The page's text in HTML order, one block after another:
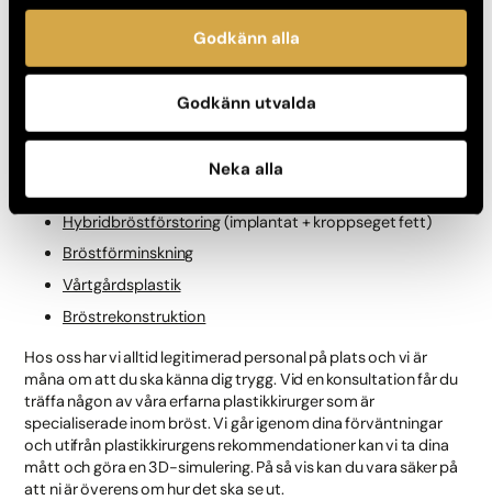
Godkänn alla
Godkänn utvalda
Neka alla
bröstoch du kan kontakta oss för att förstå vilka förväntningar
Du kan komma till oss om du är ute efter någon av följande
bröstoperation eller vill få konsultation på vad som skulle
Hybridbröstförstoring(implantat + kroppseget fett)
Bröstförminskning
Vårtgårdsplastik
Bröstrekonstruktion
Hos oss har vi alltid legitimerad personal på plats och vi är
måna om att du ska känna dig trygg. Vid en konsultation får du
träffa någon av våra erfarna plastikkirurger som är
specialiserade inom bröst. Vi går igenom dina förväntningar
och utifrån plastikkirurgens rekommendationer kan vi ta dina
mått och göra en 3D-simulering. På så vis kan du vara säker på
att ni är överens om hur det ska se ut.